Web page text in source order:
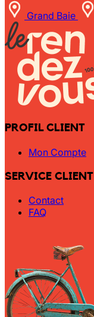
Grand Baie
PROFIL CLIENT
Mon Compte
SERVICE CLIENT
Contact
FAQ